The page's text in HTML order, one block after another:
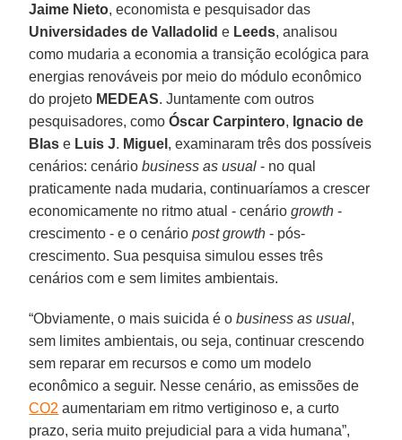
Jaime Nieto, economista e pesquisador das
Universidades de Valladolid e Leeds, analisou
como mudaria a economia a transição ecológica para
energias renováveis por meio do módulo econômico
do projeto MEDEAS. Juntamente com outros
pesquisadores, comoÓscar Carpintero, Ignacio de
Blas e Luis J. Miguel , examinaram três dos possíveis
cenários: cenáriobusiness as usual - no qual
praticamente nada mudaria, continuaríamos a crescer
economicamente no ritmo atual - cenáriogrowth -
crescimento - e o cenáriopost growth - pós-
crescimento. Sua pesquisa simulou esses três
cenários com e sem limites ambientais.
“Obviamente, o mais suicida é obusiness as usual,
sem limites ambientais, ou seja, continuar crescendo
sem reparar em recursos e como um modelo
econômico a seguir. Nesse cenário, as emissões de
CO2 aumentariam em ritmo vertiginoso e, a curto
prazo, seria muito prejudicial para a vida humana”,